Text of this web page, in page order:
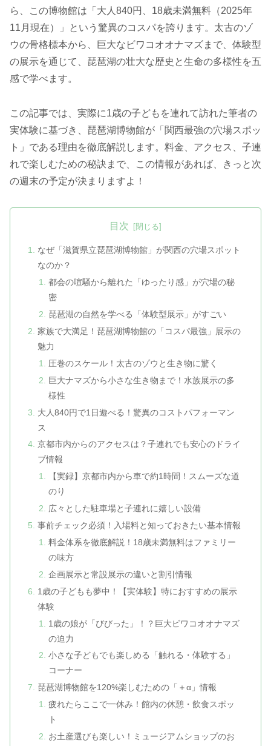
ら、この博物館は「大人840円、18歳未満無料（2025年
11月現在）」という驚異のコスパを誇ります。太古のゾ
ウの骨格標本から、巨大なビワコオオナマズまで、体験型
の展示を通じて、琵琶湖の壮大な歴史と生命の多様性を五
感で学べます。
この記事では、実際に1歳の子どもを連れて訪れた筆者の
実体験に基づき、琵琶湖博物館が「関西最強の穴場スポッ
ト」である理由を徹底解説します。料金、アクセス、子連
れで楽しむための秘訣まで、この情報があれば、きっと次
の週末の予定が決まりますよ！
目次
なぜ「滋賀県立琵琶湖博物館」が関西の穴場スポット
なのか？
都会の喧騒から離れた「ゆったり感」が穴場の秘
密
琵琶湖の自然を学べる「体験型展示」がすごい
家族で大満足！琵琶湖博物館の「コスパ最強」展示の
魅力
圧巻のスケール！太古のゾウと生き物に驚く
巨大ナマズから小さな生き物まで！水族展示の多
様性
大人840円で1日遊べる！驚異のコストパフォーマン
ス
京都市内からのアクセスは？子連れでも安心のドライ
ブ情報
【実録】京都市内から車で約1時間！スムーズな道
のり
広々とした駐車場と子連れに嬉しい設備
事前チェック必須！入場料と知っておきたい基本情報
料金体系を徹底解説！18歳未満無料はファミリー
の味方
企画展示と常設展示の違いと割引情報
1歳の子どもも夢中！【実体験】特におすすめの展示
体験
1歳の娘が「びびった」！？巨大ビワコオオナマズ
の迫力
小さな子どもでも楽しめる「触れる・体験する」
コーナー
琵琶湖博物館を120%楽しむための「＋α」情報
疲れたらここで一休み！館内の休憩・飲食スポッ
ト
お土産選びも楽しい！ミュージアムショップのお